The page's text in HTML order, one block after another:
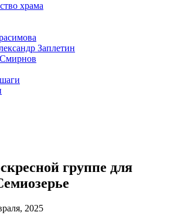
храма
Заплетин
группе для
2025